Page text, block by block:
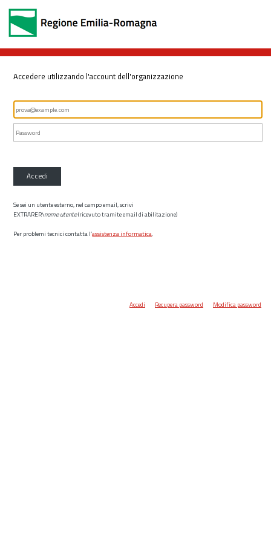
Accedere utilizzando l'account dell'organizzazione
Accedi
Se sei un utente esterno, nel campo email, scrivi
EXTRARER\nome utente(ricevuto tramite email di abilitazione)
Per problemi tecnici contatta l’assistenza informatica.
Accedi Recupera password Modifica password